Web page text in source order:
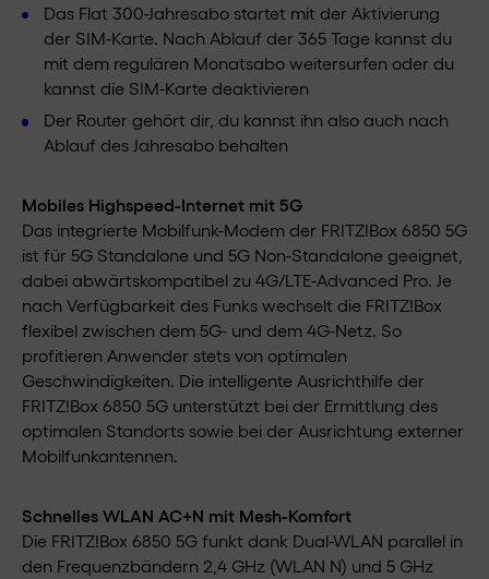
Das Flat 300-Jahresabo startet mit der Aktivierung
der SIM-Karte. Nach Ablauf der 365 Tage kannst du
mit dem regulären Monatsabo weitersurfen oder du
kannst die SIM-Karte deaktivieren
Der Router gehört dir, du kannst ihn also auch nach
Ablauf des Jahresabo behalten
Mobiles Highspeed-Internet mit 5G
Das integrierte Mobilfunk-Modem der FRITZ!Box 6850 5G
ist für 5G Standalone und 5G Non-Standalone geeignet,
dabei abwärtskompatibel zu 4G/LTE-Advanced Pro. Je
nach Verfügbarkeit des Funks wechselt die FRITZ!Box
flexibel zwischen dem 5G- und dem 4G-Netz. So
profitieren Anwender stets von optimalen
Geschwindigkeiten. Die intelligente Ausrichthilfe der
FRITZ!Box 6850 5G unterstützt bei der Ermittlung des
optimalen Standorts sowie bei der Ausrichtung externer
Mobilfunkantennen.
Schnelles WLAN AC+N mit Mesh-Komfort
Die FRITZ!Box 6850 5G funkt dank Dual-WLAN parallel in
den Frequenzbändern 2,4 GHz (WLAN N) und 5 GHz